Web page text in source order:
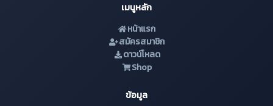
เมนูหลัก
หน้าแรก
สมัครสมาชิก
ดาวน์โหลด
Shop
ข้อมูล